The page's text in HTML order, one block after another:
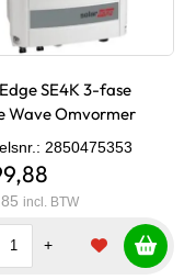
SE4K 3-fase
Wave Omvormer
: 2850475353
incl. BTW
+